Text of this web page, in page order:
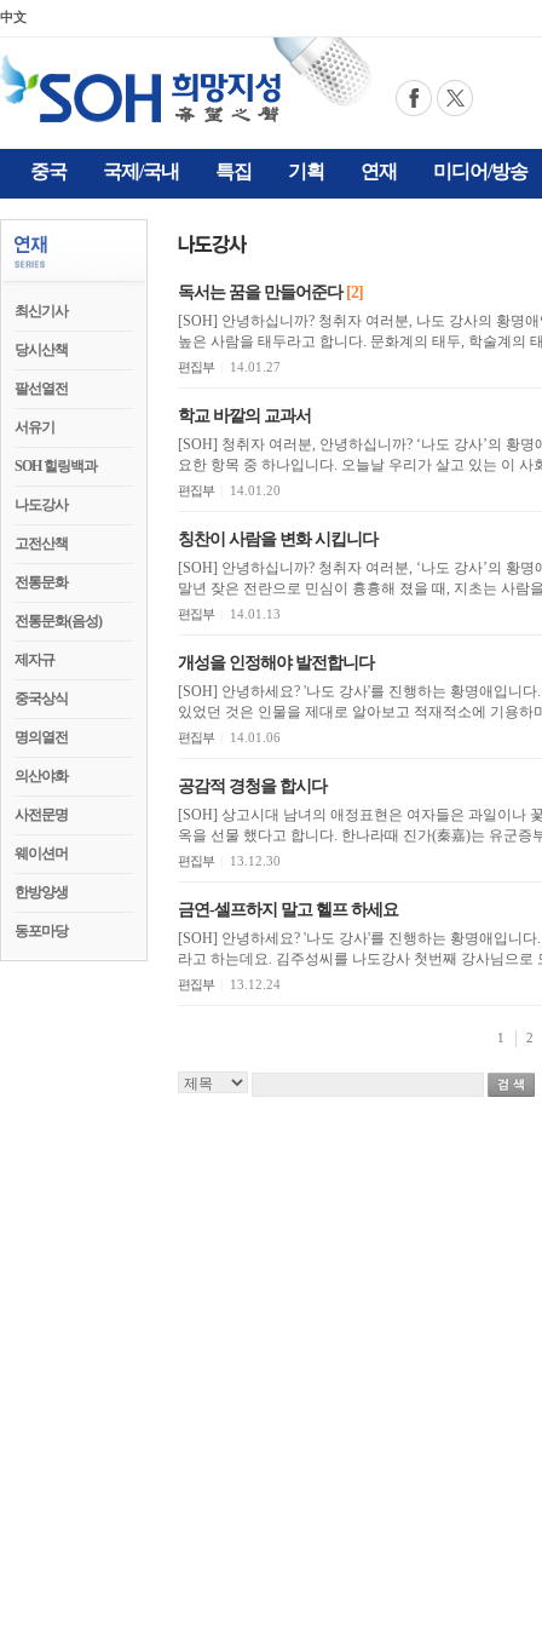
中文
중국 국제/국내 특집 기획 연재 미디어/방송
최신기사
당시산책
팔선열전
서유기
SOH 힐링백과
나도강사
고전산책
전통문화
전통문화(음성)
제자규
중국상식
명의열전
의산야화
사전문명
웨이션머
한방양생
동포마당
독서는 꿈을 만들어준다 [2]
[SOH] 안녕하십니까? 청취자 여러분, 나도 강사의 황명애입니다. 특정분야에서 탁월한 성취를
높은 사람을 태두라고 합니다. 문화계의 태두, 학술계의
편집부 14.01.27
학교 바깥의 교과서
[SOH] 청취자 여러분, 안녕하십니까? ‘나도 강사’의 황명애 입니다. 교육 문제는 한 사회의
요한 항목 중 하나입니다. 오늘날 우리가
편집부 14.01.20
칭찬이 사람을 변화 시킵니다
[SOH] 안녕하십니까? 청취자 여러분, ‘나도 강사’의 황명애 입니다. 지초화상은 남북조시대
말년 잦은 전란으로 민심이 흉흉해 졌을 때, 지초는 사람
편집부 14.01.13
개성을 인정해야 발전합니다
[SOH] 안녕하세요? '나도 강사'를 진행하는 황명애입니다. 제나라의 환공이 춘추전국시대에 패업을 성취할
있었던 것은 인물을 제대로 알아보고 적재적소에 기용하
편집부 14.01.06
공감적 경청을 합시다
[SOH] 상고시대 남녀의 애정표현은 여자들은 과일이나 꽃으로 애모의 정을 전하고 남자들은 그 보답으로 귀한
옥을 선물 했다고 합니다. 한나라때 진가(秦嘉)는 유군증
편집부 13.12.30
금연-셀프하지 말고 헬프 하세요
[SOH] 안녕하세요? '나도 강사'를 진행하는 황명애입니다. 오늘의 강사님은 옥천에서 아이들을 가르치는 교
편집부 13.12.24
1 2